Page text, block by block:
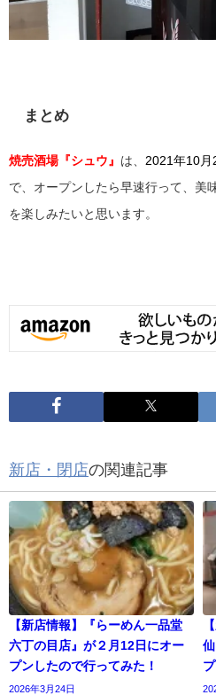
まとめ
焼売酒場『シュウ』 は、 2021年10月
で、オープンしたら早速行って、美
を楽しみたいと思います。
新店・閉店の関連記事
【新店情報】『らーめん一品堂
六丁の目店』が２月12日にオー
プンしたので行ってみた！
2026年3月24日